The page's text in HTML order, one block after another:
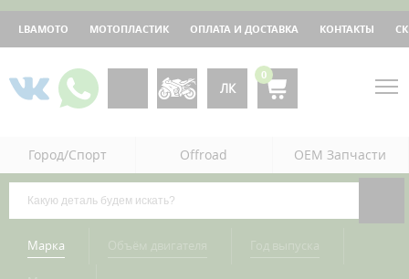
LBAMOTO МОТОПЛАСТИК ОПЛАТА И ДОСТАВКА КОНТАКТЫ
ЛК
0
Город/Спорт Offroad OEM Запчасти
Марка